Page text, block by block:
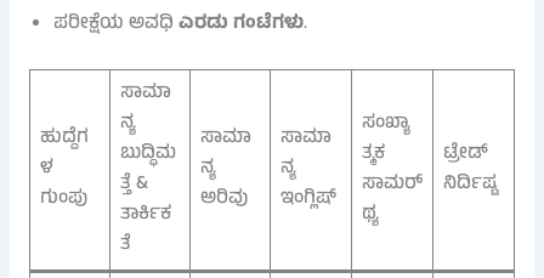
ಪರೀಕ್ಷೆಯ ಅವಧಿಎರಡು ಗಂಟೆಗಳು.
ಹುದ್ದೆಗ
ಳ
ಗುಂಪು
ಸಾಮಾ
ನ್ಯ
ಬುದ್ಧಿಮ
ತ್ತೆ &
ತಾರ್ಕಿಕ
ತೆ
ಸಾಮಾ
ನ್ಯ
ಅರಿವು
ಸಾಮಾ
ನ್ಯ
ಇಂಗ್ಲಿಷ್
ಸಂಖ್ಯಾ
ತ್ಮಕ
ಸಾಮರ್
ಥ್ಯ
ಟ್ರೇಡ್
ನಿರ್ದಿಷ್ಟ